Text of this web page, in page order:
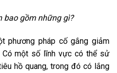
bao gồm những gì?
phương pháp cố gắng giảm
Có một số lĩnh vực có thể sử
hồ quang, trong đó có lắng